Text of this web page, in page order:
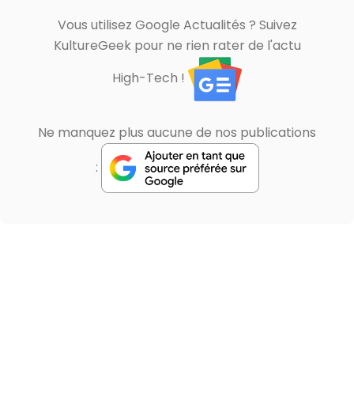
Vous utilisez Google Actualités ? Suivez
KultureGeek pour ne rien rater de l'actu
High-Tech !
Ne manquez plus aucune de nos publications
: